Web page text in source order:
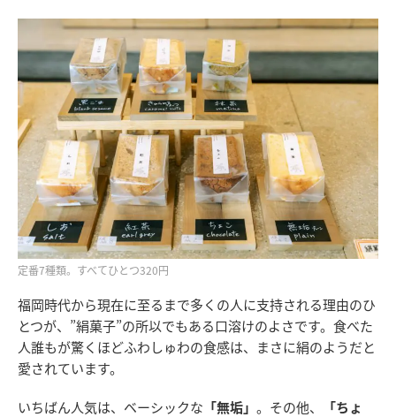
定番7種類。すべてひとつ320円
福岡時代から現在に至るまで多くの人に支持される理由のひ
とつが、”絹菓子”の所以でもある口溶けのよさです。食べた
人誰もが驚くほどふわしゅわの食感は、まさに絹のようだと
愛されています。
いちばん人気は、ベーシックな 「無垢」 。その他、
「ちょ